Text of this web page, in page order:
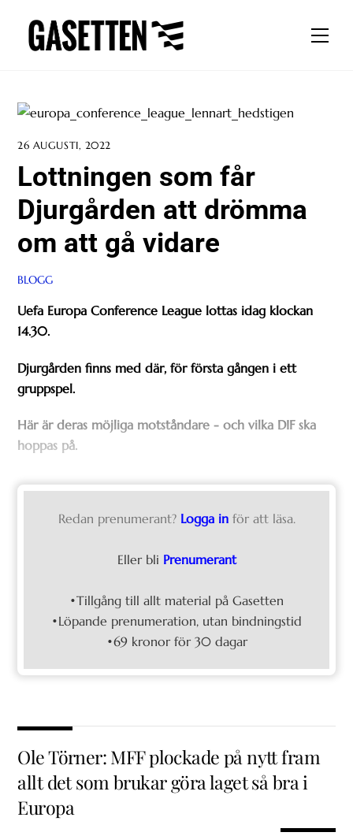
content
26 AUGUSTI, 2022
Lottningen som får
Djurgården att drömma
om att gå vidare
BLOGG
Uefa Europa Conference League lottas idag klockan
14.30.
Djurgården finns med där, för första gången i ett
gruppspel.
Här är deras möjliga motståndare - och vilka DIF ska
hoppas på.
Redan prenumerant? Logga in för att läsa.
Eller bli Prenumerant
•Tillgång till allt material på Gasetten
•Löpande prenumeration, utan bindningstid
•69 kronor för 30 dagar
Ole Törner: MFF plockade på nytt fram
allt det som brukar göra laget så bra i
Europa